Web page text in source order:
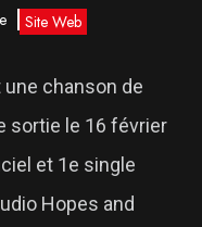
Site Web
une chanson de
sortie le 16 février
et 1e single
Hopes and